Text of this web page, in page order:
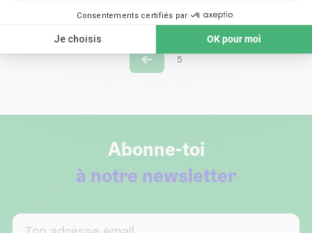
5
Abonne-toi
à notre newsletter